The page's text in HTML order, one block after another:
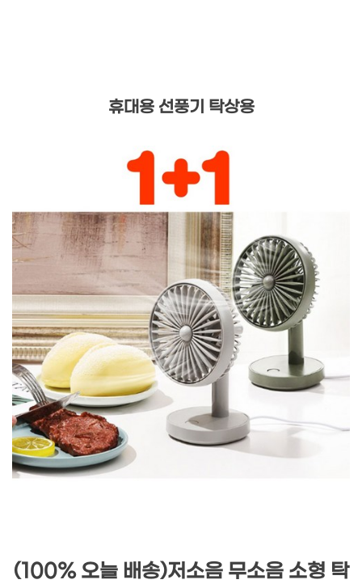
휴대용 선풍기 탁상용
(100% 오늘 배송)저소음 무소음 소형 탁